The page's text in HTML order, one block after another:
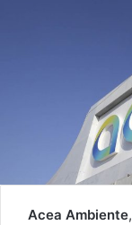
Acea Ambiente